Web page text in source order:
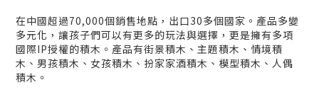
在中國超過70,000個銷售地點，出口30多個國家。產品多變
多元化，讓孩子們可以有更多的玩法與選擇，更是擁有多項
國際IP授權的積木。產品有街景積木、主題積木、情境積
木、男孩積木、女孩積木、扮家家酒積木、模型積木、人偶
積木。